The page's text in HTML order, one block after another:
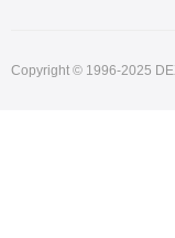
Copyright © 1996-2025